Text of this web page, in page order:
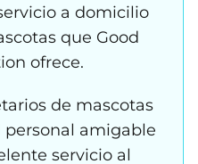
a domicilio
que Good
ofrece.
de mascotas
amigable
servicio al